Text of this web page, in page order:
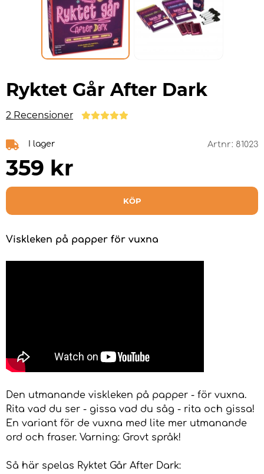
Ryktet Går After Dark
2 Recensioner
I lager Artnr: 81023
359 kr
KÖP
Viskleken på papper för vuxna
Den utmanande viskleken på papper - för vuxna.
Rita vad du ser - gissa vad du såg - rita och gissa!
En variant för de vuxna med lite mer utmanande
ord och fraser. Varning: Grovt språk!
Så här spelas Ryktet Går After Dark: